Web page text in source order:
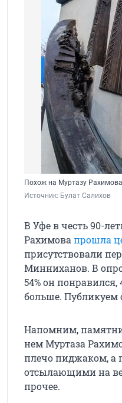
Похож на Муртазу
Источник: Булат Салихов
В Уфе в честь 90-
Рахимова прошла
присутствовали
Минниханов. В
54% он
больше. Публикуем
Напомним,
нем Муртаза
плечо пиджаком, а
отсылающими на
прочее.